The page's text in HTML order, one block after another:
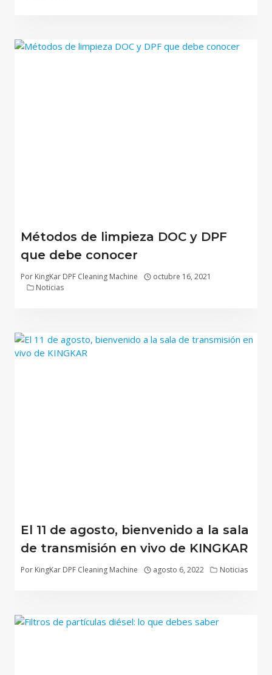
Métodos de limpieza DOC y DPF
que debe conocer
Por KingKar DPF Cleaning Machine
octubre 16, 2021
Noticias
El 11 de agosto, bienvenido a la sala
de transmisión en vivo de KINGKAR
Por KingKar DPF Cleaning Machine agosto 6, 2022 Noticias